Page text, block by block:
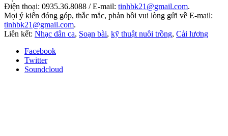
Điện thoại: 0935.36.8088 / E-mail: tinhbk21@gmail.com.
Mọi ý kiến đóng góp, thắc mắc, phản hồi vui lòng gửi về E-mail:
tinhbk21@gmail.com.
Liên kết: Nhạc dân ca, Soạn bài, kỹ thuật nuôi trồng, Cải lương
Facebook
Twitter
Soundcloud